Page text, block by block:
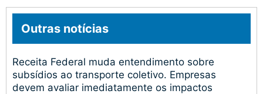
Outras notícias
Receita Federal muda entendimento sobre
subsídios ao transporte coletivo. Empresas
devem avaliar imediatamente os impactos